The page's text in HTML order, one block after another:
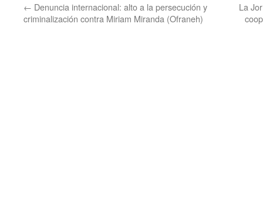
← Denuncia internacional: alto a la persecución y
criminalización contra Miriam Miranda (Ofraneh)
La